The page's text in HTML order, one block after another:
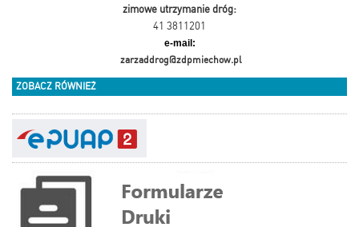
zimowe utrzymanie dróg:
41 3811201
e-mail:
zarzaddrog@zdpmiechow.pl
ZOBACZ RÓWNIEŻ